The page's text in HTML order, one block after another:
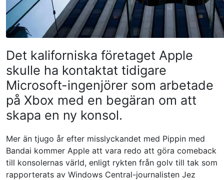
Det kaliforniska företaget Apple
skulle ha kontaktat tidigare
Microsoft-ingenjörer som arbetade
på Xbox med en begäran om att
skapa en ny konsol.
Mer än tjugo år efter misslyckandet med Pippin med
Bandai kommer Apple att vara redo att göra comeback
till konsolernas värld, enligt rykten från golv till tak som
rapporterats av Windows Central-journalisten Jez